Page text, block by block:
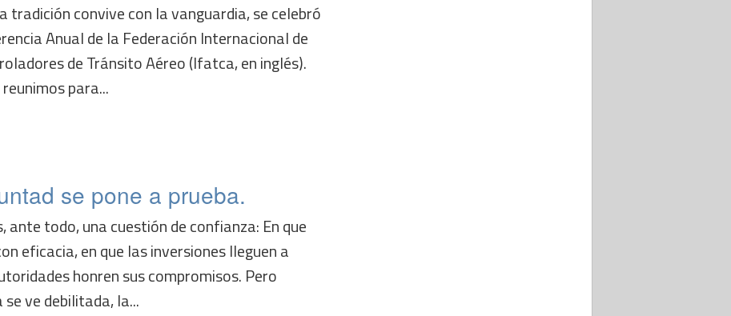
tradición convive con la vanguardia, se celebró
Anual de la Federación Internacional de
de Tránsito Aéreo (Ifatca, en inglés).
para...
se pone a prueba.
ante todo, una cuestión de confianza: En que
eficacia, en que las inversiones lleguen a
honren sus compromisos. Pero
ve debilitada, la...